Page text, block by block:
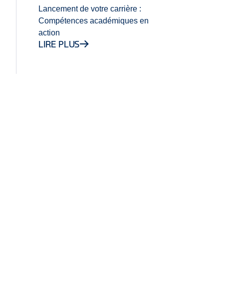
Lancement de votre carrière :
Compétences académiques en
action
LIRE PLUS